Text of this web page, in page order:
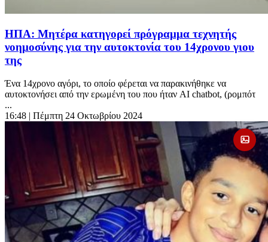
ΗΠΑ: Μητέρα κατηγορεί πρόγραμμα τεχνητής
νοημοσύνης για την αυτοκτονία του 14χρονου γιου
της
Ένα 14χρονο αγόρι, το οποίο φέρεται να παρακινήθηκε να
αυτοκτονήσει από την ερωμένη του που ήταν AI chatbot, (ρομπότ
...
16:48 | Πέμπτη 24 Οκτωβρίου 2024